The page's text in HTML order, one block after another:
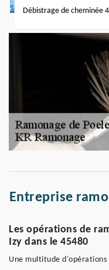
Débistrage de cheminée
Entreprise
Les opérations de
Izy dans le 45480
Une multitude